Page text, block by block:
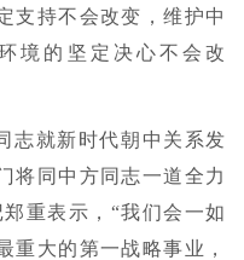
支持不会改变，维护中
境的坚定决心不会改
志就新时代朝中关系发
将同中方同志一道全力
重表示，“我们会一如
重大的第一战略事业，